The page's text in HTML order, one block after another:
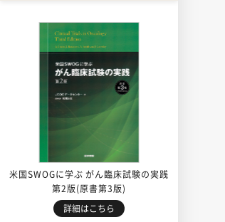
米国SWOGに学ぶ がん臨床試験の実践
第2版(原書第3版)
詳細はこちら